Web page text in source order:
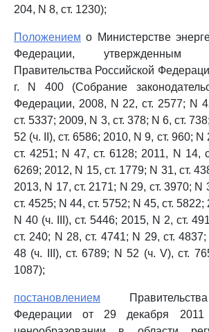
204, N 8, ст. 1230);
Положением о Министерстве
Федерации, утвержденным
Правительства Российской
г. N 400 (Собрание
Федерации, 2008, N 22, ст. 2577; N
ст. 5337; 2009, N 3, ст. 378; N 6, ст.
52 (ч. II), ст. 6586; 2010, N 9, ст. 960; N
ст. 4251; N 47, ст. 6128; 2011, N 14,
6269; 2012, N 15, ст. 1779; N 31, ст.
2013, N 17, ст. 2171; N 29, ст. 3970; N
ст. 4525; N 44, ст. 5752; N 45, ст. 5822;
N 40 (ч. III), ст. 5446; 2015, N 2, ст.
ст. 240; N 28, ст. 4741; N 29, ст.
48 (ч. III), ст. 6789; N 52 (ч. V), ст.
1087);
постановлением
Федерации от 29 декабря